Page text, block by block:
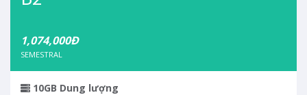
1,074,000Đ
SEMESTRAL
10GB Dung lượng